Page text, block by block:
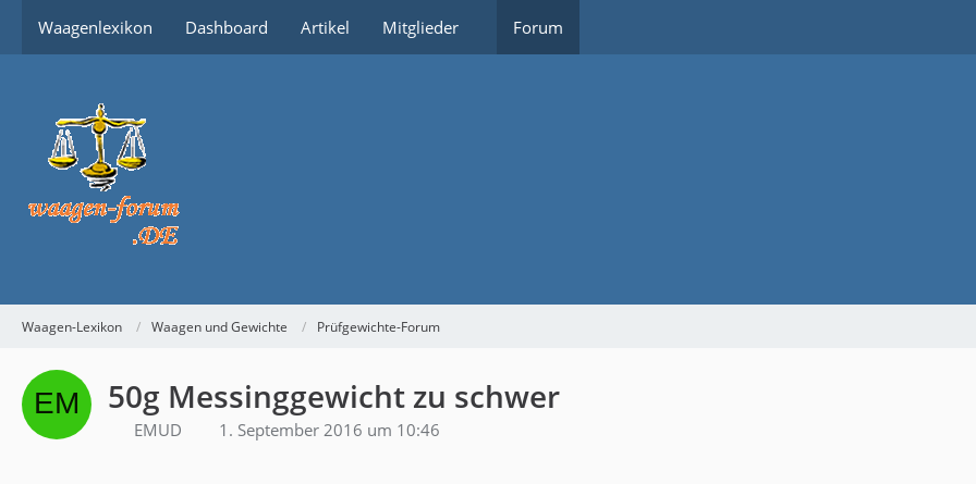
Waagenlexikon Dashboard Artikel Mitglieder Forum
Waagen-Lexikon Waagen und Gewichte Prüfgewichte-Forum
50g Messinggewicht zu schwer
EMUD 1. September 2016 um 10:46